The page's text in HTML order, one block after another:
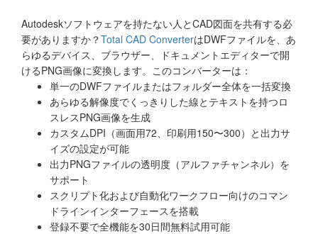
Autodeskソフトウェアを持たない人とCAD図面を共有する必
要がありますか？Total CAD ConverterはDWFファイルを、あ
らゆるデバイス、ブラウザー、ドキュメントエディターで開
けるPNG画像に変換します。このコンバーターは：
単一のDWFファイルまたはフォルダー全体を一括変換
あらゆる解像度でくっきりした線とテキストを持つロ
スレスPNG画像を生成
カスタムDPI（画面用72、印刷用150〜300）と出力サ
イズの設定が可能
出力PNGファイルの透明度（アルファチャンネル）を
サポート
スクリプト化および自動化ワークフロー向けのコマン
ドラインインターフェースを搭載
登録不要で全機能を30日間無料試用可能